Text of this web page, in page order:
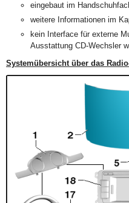
eingebaut im
weitere Informationen im
kein Interface für externe
Ausstattung CD-Wechsler
Systemübersicht über das